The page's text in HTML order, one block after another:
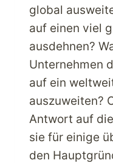
global
auf einen viel
ausdehnen?
Unternehmen
auf ein
auszuweiten?
Antwort auf
sie für einige
den